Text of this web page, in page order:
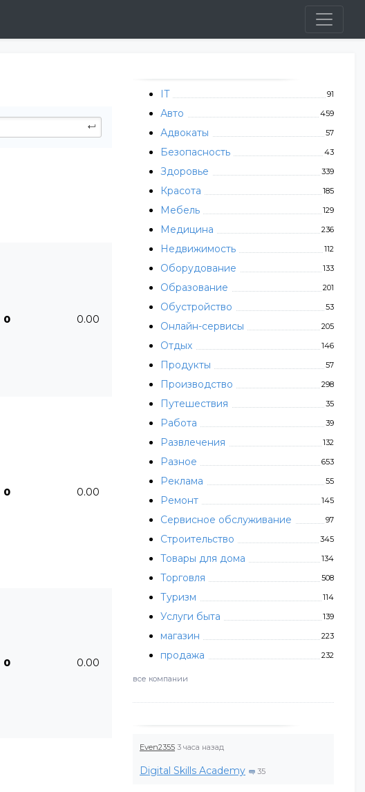
IT 91
Авто 459
Адвокаты 57
Безопасность 43
Здоровье 339
Красота 185
Мебель 129
Медицина 236
Недвижимость 112
Оборудование 133
Образование 201
Обустройство 53
Онлайн-сервисы 205
Отдых 146
Продукты 57
Производство 298
Путешествия 35
Работа 39
Развлечения 132
Разное 653
Реклама 55
Ремонт 145
Сервисное обслуживание 97
Строительство 345
Товары для дома 134
Торговля 508
Туризм 114
Услуги быта 139
магазин 223
продажа 232
все компании
Even2355 3 часа назад
Digital Skills Academy 35
0 0.00
0 0.00
0 0.00